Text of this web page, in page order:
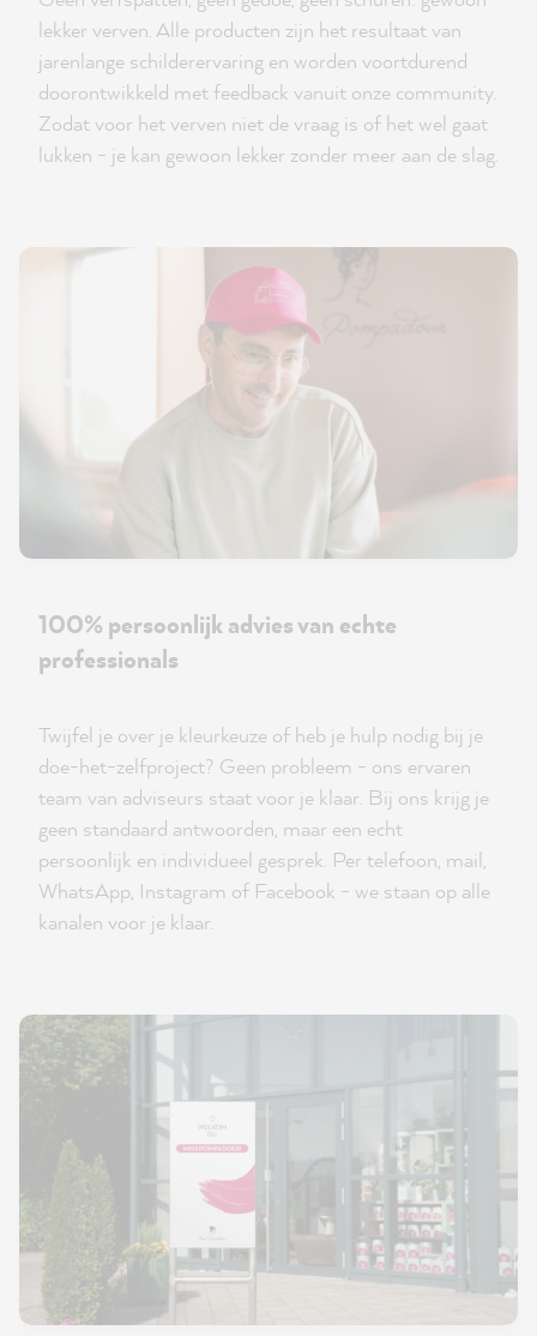
lekker verven. Alle producten zijn het resultaat van
jarenlange schilderervaring en worden voortdurend
doorontwikkeld met feedback vanuit onze community.
Zodat voor het verven niet de vraag is of het wel gaat
lukken - je kan gewoon lekker zonder meer aan de slag.
100% persoonlijk advies van echte
professionals
Twijfel je over je kleurkeuze of heb je hulp nodig bij je
doe-het-zelfproject? Geen probleem - ons ervaren
team van adviseurs staat voor je klaar. Bij ons krijg je
geen standaard antwoorden, maar een echt
persoonlijk en individueel gesprek. Per telefoon, mail,
WhatsApp, Instagram of Facebook - we staan op alle
kanalen voor je klaar.